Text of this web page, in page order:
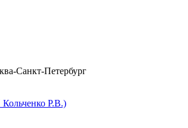
Санкт-Петербург
Р.В.)